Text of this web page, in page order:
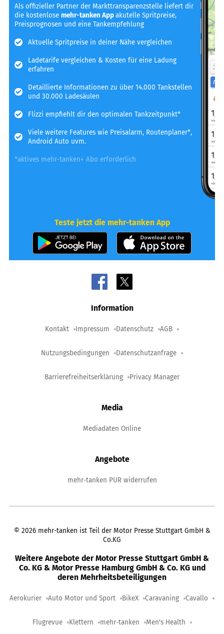
Als offizieller Partner der Markttransparenzstelle liefert dir
die kostenlosemehr-tanken Appakutelle Spritpreise,
Preisprognosen und eine Tankempfehlung
Aktuelle Spritpreise in deiner Nähe vergleichen
Ladetarife vergleichen & Kosten für eine Ladung
erfahren
Detaillierte Informationen zu über 14.000 Tankstellen
und 30.000 Ladesäulen
Flizzi empfiehlt dir den optimalen Tankzeitpunkt*
Viele weitere Features wie Preisalarm, Routenplaner*,
Android Auto uvm.
*aktives mehr-tanken+ Abo erforderlich
Teste jetzt die mehr-tanken App
Information
Kontakt Impressum Datenschutz AGB
Nutzungsbedingungen Datenschutzanfrage
Barrierefreiheitserklärung Privacy Manager
Media
Mediadaten Online
Angebote
mehr-tanken PUR widerrufen
© 2026 mehr-tanken ist Teil der Motor Presse Stuttgart GmbH &
Co.KG
Weitere Angebote der Motor Presse Stuttgart GmbH &
Co. KG & Motor Presse Hamburg GmbH & Co. KG und
deren Mehrheitsbeteiligungen
Aerokurier Auto Motor und Sport BikeX Caravaning Cavallo
Flugrevue Klettern mehr-tanken Men's Health